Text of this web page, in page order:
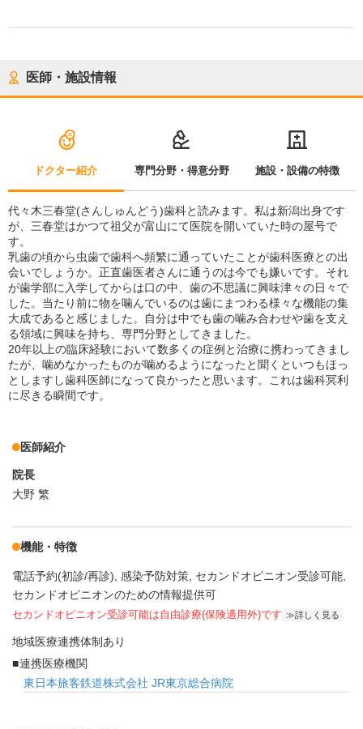
医師・施設情報
ドクター紹介 専門分野・得意分野 施設・設備の特徴
代々木三春堂(さんしゅんどう)歯科と読みます。私は新潟出身です
が、三春堂はかつて祖父が富山にて医院を開いていた時の屋号で
す。
乳歯の頃から虫歯で歯科へ頻繁に通っていたことが歯科医療との出
会いでしょうか。正直歯医者さんに通うのは今でも嫌いです。それ
が歯学部に入学してからは口の中、歯の不思議に興味津々の日々で
した。当たり前に物を噛んでいるのは歯にまつわる様々な機能の集
大成であると感じました。自分は中でも歯の噛み合わせや歯を支え
る領域に興味を持ち、専門分野としてきました。
20年以上の臨床経験において数多くの症例と治療に携わってきまし
たが、噛めなかったものが噛めるようになったと聞くといつもほっ
としますし歯科医師になって良かったと思います。これは歯科冥利
に尽きる瞬間です。
医師紹介
院長
大野 繁
機能・特徴
電話予約(初診/再診) 感染予防対策 セカンドオピニオン受診可能
セカンドオピニオンのための情報提供可
セカンドオピニオン受診可能は自由診療(保険適用外)です 詳しく見る
地域医療連携体制あり
連携医療機関
東日本旅客鉄道株式会社 JR東京総合病院